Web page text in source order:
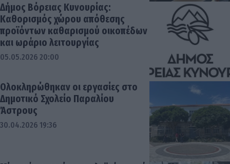
Δήμος Βόρειας Κυνουρίας:
Καθορισμός χώρου απόθεσης
προϊόντων καθαρισμού οικοπέδων
και ωράριο λειτουργίας
05.05.2026 20:00
Ολοκληρώθηκαν οι εργασίες στο
Δημοτικό Σχολείο Παραλίου
Άστρους
30.04.2026 19:36